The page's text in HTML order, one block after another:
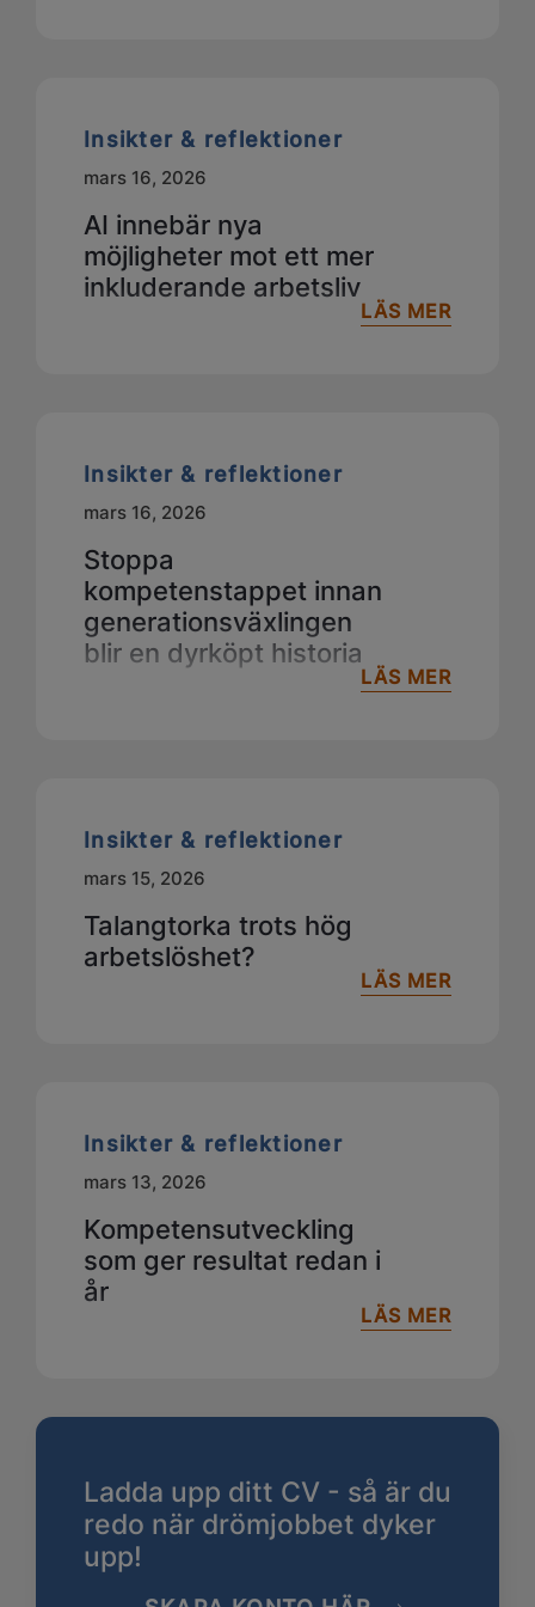
Insikter & reflektioner
mars 16, 2026
AI innebär nya
möjligheter mot ett mer
inkluderande arbetsliv
LÄS MER
Insikter & reflektioner
mars 16, 2026
Stoppa
kompetenstappet innan
generationsväxlingen
blir en dyrköpt historia
LÄS MER
Insikter & reflektioner
mars 15, 2026
Talangtorka trots hög
arbetslöshet?
LÄS MER
Insikter & reflektioner
mars 13, 2026
Kompetensutveckling
som ger resultat redan i
år
LÄS MER
Ladda upp ditt CV - så är du
redo när drömjobbet dyker
upp!